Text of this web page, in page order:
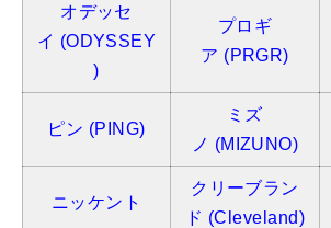
オデッセ
イ (ODYSSEY
)
プロギ
ア (PRGR)
ピン (PING)
ミズ
ノ (MIZUNO)
ニッケント
クリーブラン
ド (Cleveland)